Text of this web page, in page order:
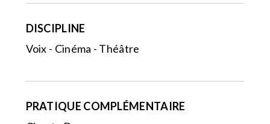
DISCIPLINE
Voix - Cinéma - Théâtre
PRATIQUE COMPLÉMENTAIRE